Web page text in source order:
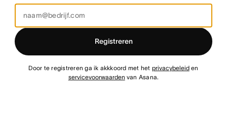
Registreren
Door te registreren ga ik akkkoord met het privacybeleiden
servicevoorwaarden van Asana.